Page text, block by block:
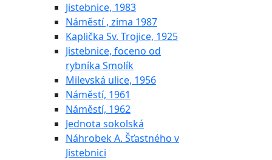
Jistebnice, 1983
Náměstí , zima 1987
Kaplička Sv. Trojice, 1925
Jistebnice, foceno od
rybníka Smolík
Milevská ulice, 1956
Náměstí, 1961
Náměstí, 1962
Jednota sokolská
Náhrobek A. Šťastného v
Jistebnici